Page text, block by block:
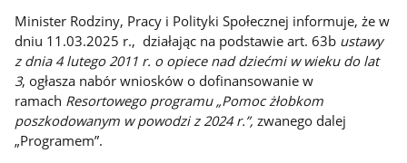
Minister Rodziny, Pracy i Polityki Społecznej informuje, że w
dniu 11.03.2025 r., działając na podstawie art. 63b ustawy
z dnia 4 lutego 2011 r. o opiece nad dziećmi w wieku do lat
3, ogłasza nabór wniosków o dofinansowanie w
ramach Resortowego programu „Pomoc żłobkom
poszkodowanym w powodzi z 2024 r.”,zwanego dalej
„Programem”.